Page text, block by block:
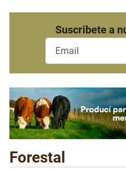
Suscribete a
Forestal